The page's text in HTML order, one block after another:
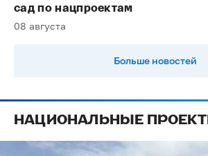
сад по нацпроектам
08 августа
Больше новостей
НАЦИОНАЛЬНЫЕ